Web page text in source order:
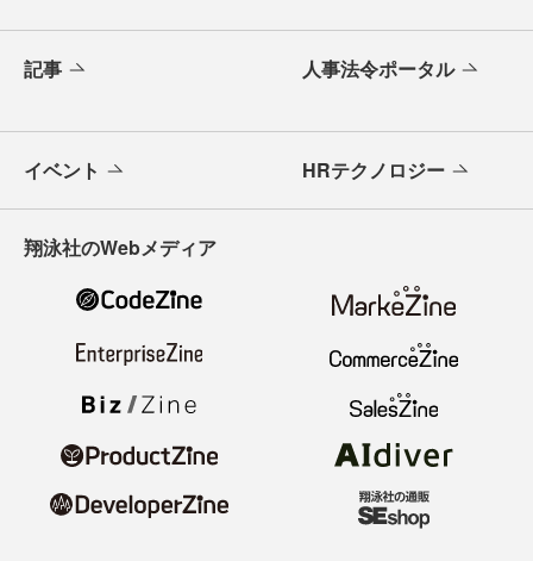
記事 人事法令ポータル
イベント HRテクノロジー
翔泳社のWebメディア